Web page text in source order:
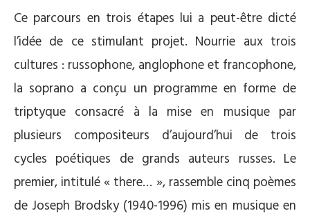
Ce parcours en trois étapes lui a peut-être dicté
l’idée de ce stimulant projet. Nourrie aux trois
cultures : russophone, anglophone et francophone,
la soprano a conçu un programme en forme de
triptyque consacré à la mise en musique par
plusieurs compositeurs d’aujourd’hui de trois
cycles poétiques de grands auteurs russes. Le
premier, intitulé « there… », rassemble cinq poèmes
de Joseph Brodsky (1940-1996) mis en musique en